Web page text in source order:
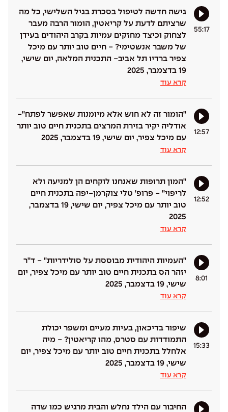
55:17
גישה חדשה לטיפול בסכרת בגיל השלישי, כל מה
שרציתם לדעת על קריאטין, הומור הרבה מעבר
לצחוק וכיצד מחזקים עמיות בקרב היהודים בעידן
של משבר אנשטימי? - חיים טוב יותר עם מיכל
צפיר ברדיו תל אביב- התכנית המלאה, יום שישי,
19 בדצמבר, 2025
קרא עוד
12:57
''הומור זה לא חוש אלא מיומנות שאפשר לפתח''-
אודליה יקיר בזירת המרצים בתכנית חיים טוב יותר
עם מיכל צפיר, יום שישי, 19 בדצמבר, 2025
קרא עוד
12:52
''המון תרופות שאנחנו לוקחים הן למניעה ולא
לריפוי'' - פרופ' טלי צוקרמן-יפה בתכנית חיים
טוב יותר עם מיכל צפיר, יום שישי, 19 בדצמבר,
2025
קרא עוד
8:01
''העמיות היהודית מבוססת על סולידריות'' - ד''ר
יזהר הס בתכנית חיים טוב יותר עם מיכל צפיר, יום
שישי, 19 בדצמבר, 2025
קרא עוד
15:33
שיפור בדיכאון, בעיות מעיים ומשפר יכולת
התמודדות עם סטרס, מהו קריאטין? - מיה
אלחלל בתכנית חיים טוב יותר עם מיכל צפיר, יום
שישי, 19 בדצמבר, 2025
קרא עוד
החיבור עם הילד נחלש והבית מרגיש כמו שדה